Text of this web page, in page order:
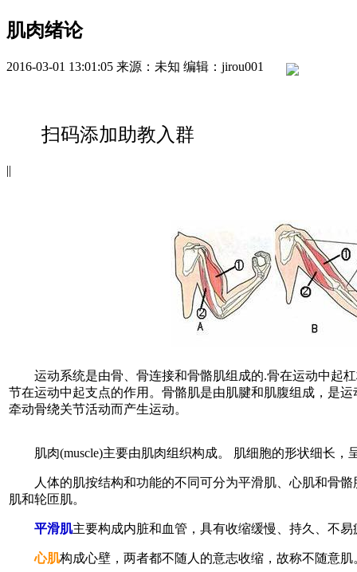
肌肉绪论
2016-03-01 13:01:05 来源：未知 编辑：jirou001
扫码添加助教入群
||
运动系统是由骨、骨连接和骨骼肌组成的.骨在运动中起杠
节在运动中起支点的作用。骨骼肌是由肌腱和肌腹组成，是
牵动骨绕关节活动而产生运动。
肌肉(muscle)主要由肌肉组织构成。 肌细胞的形状细长，
人体的肌按结构和功能的不同可分为平滑肌、心肌和骨骼
肌和轮匝肌。
平滑肌主要构成内脏和血管，具有收缩缓慢、持久、不易
心肌构成心壁，两者都不随人的意志收缩，故称不随意肌